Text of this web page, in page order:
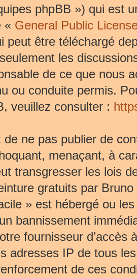
phpBB ») qui est
« General Public
peut être téléchargé
les
de ce que nous
ou conduite permis.
veuillez consulter :
de ne pas publier de
menaçant, à
transgresser les lois
gratuits par
» est hébergé ou
bannissement
fournisseur d’accès
adresses IP de tous
de ces